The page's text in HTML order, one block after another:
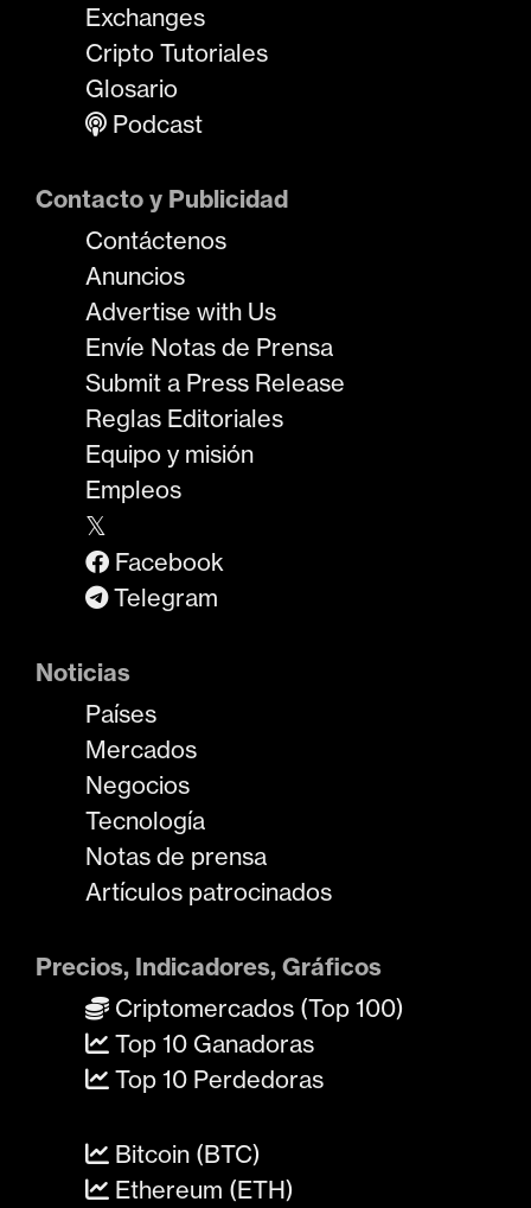
Exchanges
Cripto Tutoriales
Glosario
Podcast
Contacto y Publicidad
Contáctenos
Anuncios
Advertise with Us
Envíe Notas de Prensa
Submit a Press Release
Reglas Editoriales
Equipo y misión
Empleos
𝕏
Facebook
Telegram
Noticias
Países
Mercados
Negocios
Tecnología
Notas de prensa
Artículos patrocinados
Precios, Indicadores, Gráficos
Criptomercados (Top 100)
Top 10 Ganadoras
Top 10 Perdedoras
Bitcoin (BTC)
Ethereum (ETH)